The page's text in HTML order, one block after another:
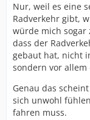
Nur, weil es eine
Radverkehr gibt,
würde mich sogar
dass der
gebaut hat, nicht
sondern vor
Genau das
sich unwohl
fahren muss.